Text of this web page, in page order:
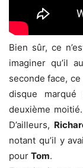
Bien sûr, ce
imaginer qu’il
seconde face,
disque
deuxième
D’ailleurs,
notant qu’il y
pour Tom.